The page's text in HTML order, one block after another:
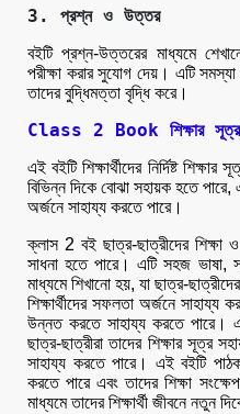
3. প্রশ্ন ও উত্তর
বইটি প্রশ্ন-উত্তরের মাধ্যমে
পরীক্ষা করার সুযোগ দেয়। এটি
তাদের বুদ্ধিমত্তা বৃদ্ধি করে।
Class 2 Book শিক্ষার সূত্র
এই বইটি শিক্ষার্থীদের নির্দিষ্ট
বিভিন্ন দিকে বোঝা সহায়ক হতে
অর্জনে সাহায্য করতে পারে।
ক্লাস 2 বই ছাত্র-ছাত্রীদের শিক্ষা
সাধনা হতে পারে। এটি সহজ ভাষা,
মাধ্যমে শিখানো হয়, যা ছাত্র-
শিক্ষার্থীদের সফলতা অর্জনে সাহায্য
উন্নত করতে সাহায্য করতে পারে।
ছাত্র-ছাত্রীরা তাদের শিক্ষার সূত্র
সাহায্য করতে পারে। এই বইটি
করতে পারে এবং তাদের শিক্ষা
মাধ্যমে তাদের শিক্ষার্থী জীবনে নতুন